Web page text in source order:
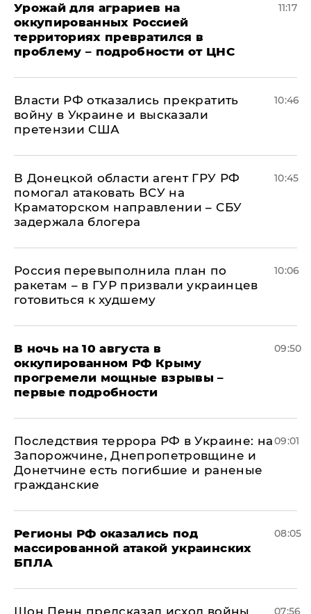
Урожай для аграриев на
оккупированных Россией
территориях превратился в
проблему – подробности от ЦНС
11:17
Власти РФ отказались прекратить
войну в Украине и высказали
претензии США
10:46
В Донецкой области агент ГРУ РФ
помогал атаковать ВСУ на
Краматорском направлении – СБУ
задержала блогера
10:45
Россия перевыполнила план по
ракетам – в ГУР призвали украинцев
готовиться к худшему
10:06
В ночь на 10 августа в
оккупированном РФ Крыму
прогремели мощные взрывы –
первые подробности
09:50
Последствия террора РФ в Украине: на
Запорожчине, Днепропетровщине и
Донетчине есть погибшие и раненые
гражданские
09:01
Регионы РФ оказались под
массированной атакой украинских
БПЛА
08:05
07:56